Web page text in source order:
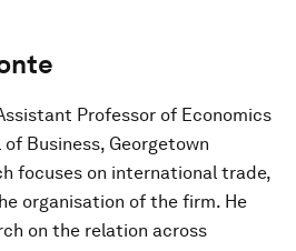
Professor of Economics
Business, Georgetown
focuses on international trade,
organisation of the firm. He
on the relation across